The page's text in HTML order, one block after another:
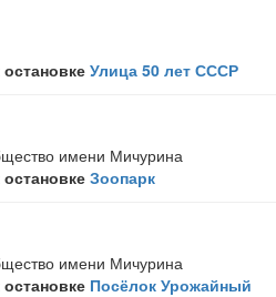
Улица 50 лет СССР
имени Мичурина
Зоопарк
имени Мичурина
Посёлок Урожайный